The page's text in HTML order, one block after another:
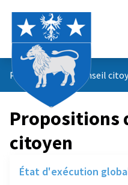
Propositions du conseil
Propositions
citoyen
État d'exécution